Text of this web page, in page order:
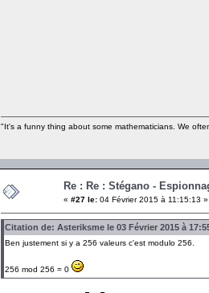
"It's a funny thing about some mathematicians. We
Re : Re : Stégano -
« #27 le: 04 Février 2015 à 11:15:13 »
Citation de: Asteriksme le 03 Février 2015 à
Ben justement si y a 256 valeurs c'est modulo 256.
256 mod 256 = 0